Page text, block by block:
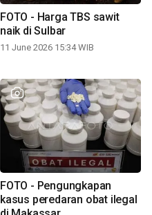
FOTO - Harga TBS sawit
naik di Sulbar
11 June 2026 15:34 WIB
FOTO - Pengungkapan
kasus peredaran obat ilegal